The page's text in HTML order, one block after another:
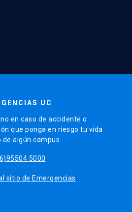
UC
en caso de accidente o
que ponga en riesgo tu vida
algún campus.
5000
sitio de Emergencias